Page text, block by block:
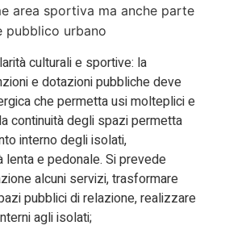
area sportiva ma anche parte
pubblico urbano
culturali e sportive: la
e dotazioni pubbliche deve
che permetta usi molteplici e
continuità degli spazi permetta
interno degli isolati,
e pedonale. Si prevede
alcuni servizi, trasformare
pubblici di relazione, realizzare
agli isolati;